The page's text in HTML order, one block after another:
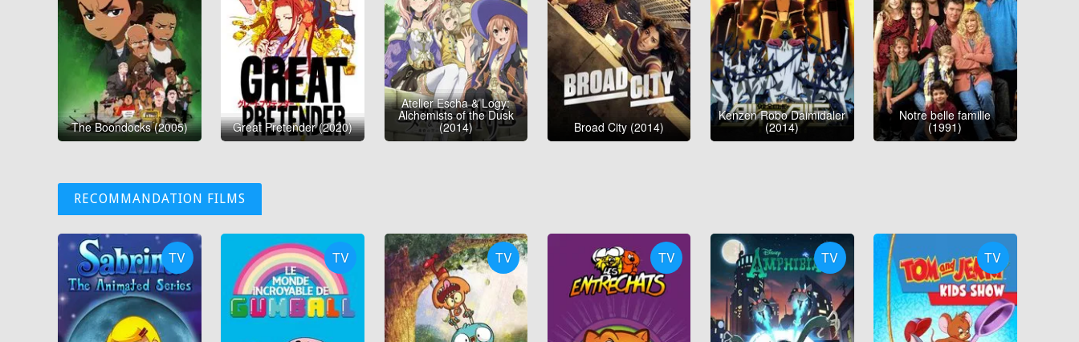
The Boondocks (2005) Great Pretender (2020)
Atelier Escha & Logy:
Alchemists of the Dusk
(2014) Broad City (2014)
Kenzen Robo Daimidaler
(2014)
Notre belle famille
(1991)
RECOMMANDATION FILMS
TV TV TV TV TV TV